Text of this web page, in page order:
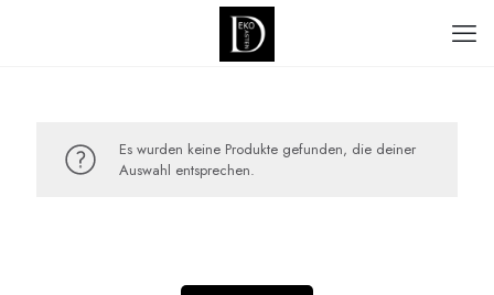
Es wurden keine Produkte gefunden, die deiner
Auswahl entsprechen.